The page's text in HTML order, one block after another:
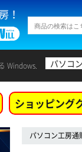
！
Windows. パソコ
ショッピング
パソコン工房通